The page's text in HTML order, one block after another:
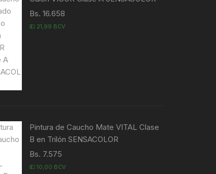
Bs. 16.658
💵 21,99 BCV
Pintura de Caucho Mate VITAL Clase
B en Trilón SENSACOLOR
Bs. 7.575
💵 10,00 BCV